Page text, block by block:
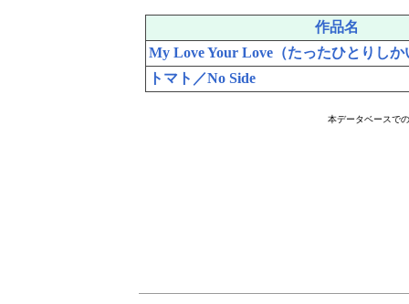
作品名
My Love Your Love（たったひとりし
トマト／No Side
本データベースで